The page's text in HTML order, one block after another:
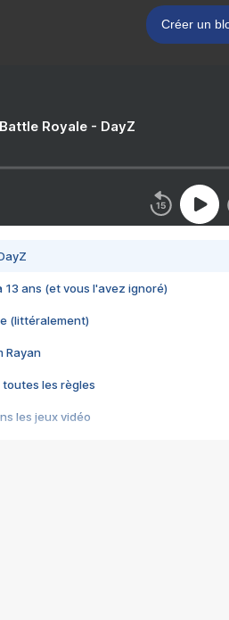
Créer un
Royale - DayZ
13 ans (et vous l'avez ignoré)
(littéralement)
Rayan
toutes les règles
les jeux vidéo